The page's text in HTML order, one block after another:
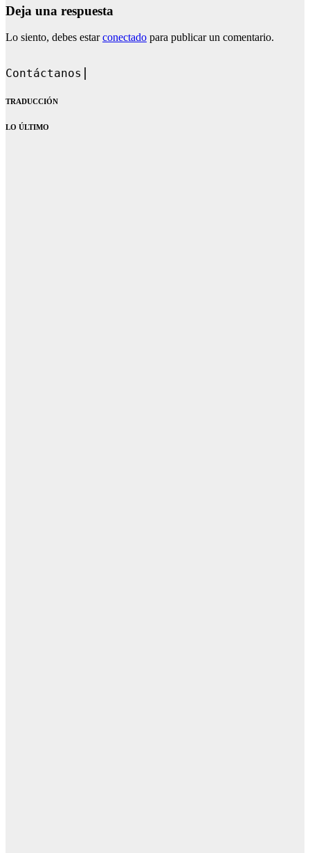
Deja una respuesta
Lo siento, debes estarconectado para publicar un comentario.
Contáctanos en: dandoqueh
TRADUCCIÓN
LO ÚLTIMO